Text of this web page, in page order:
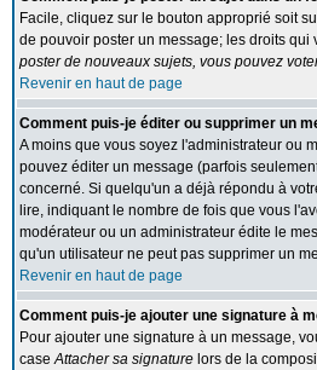
Facile, cliquez sur le bouton approprié soit
de pouvoir poster un message; les droits
poster de nouveaux sujets, vous pouvez
Revenir en haut de page
Comment puis-je éditer ou supprimer un
A moins que vous soyez l'administrateur ou
pouvez éditer un message (parfois
concerné. Si quelqu'un a déjà répondu à
lire, indiquant le nombre de fois que vous
modérateur ou un administrateur édite le
qu'un utilisateur ne peut pas supprimer un
Revenir en haut de page
Comment puis-je ajouter une signature à
Pour ajouter une signature à un message,
caseAttacher sa signature lors de la